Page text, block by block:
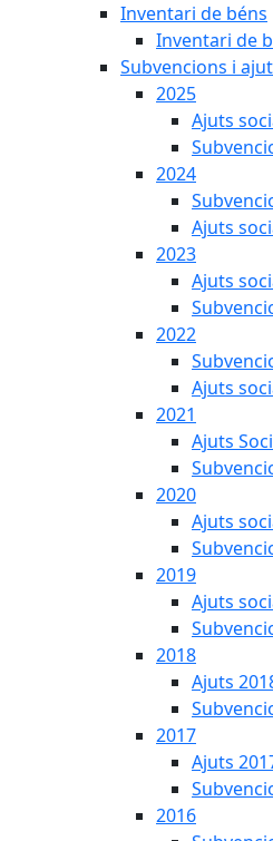
Inventari de béns
Inventari de
Subvencions i
2025
Ajuts
2024
Ajuts
2023
Ajuts
2022
Ajuts
2021
Ajuts
2020
Ajuts
2019
Ajuts
2018
Ajuts
2017
Ajuts
2016